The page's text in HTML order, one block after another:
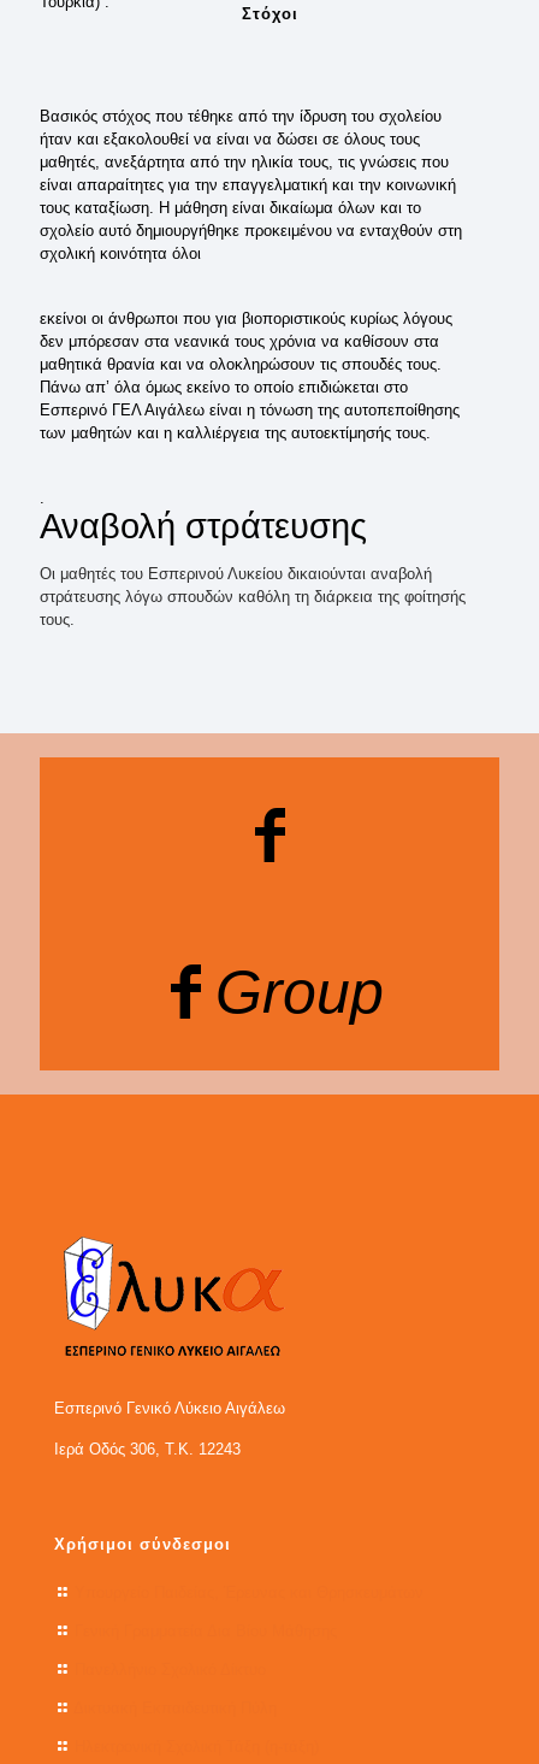
Στόχοι
Βασικός στόχος που τέθηκε από την ίδρυση του σχολείου
ήταν και εξακολουθεί να είναι να δώσει σε όλους τους
μαθητές, ανεξάρτητα από την ηλικία τους, τις γνώσεις που
είναι απαραίτητες για την επαγγελματική και την κοινωνική
τους καταξίωση. Η μάθηση είναι δικαίωμα όλων και το
σχολείο αυτό δημιουργήθηκε προκειμένου να ενταχθούν στη
σχολική κοινότητα όλοι
εκείνοι οι άνθρωποι που για βιοποριστικούς κυρίως λόγους
δεν μπόρεσαν στα νεανικά τους χρόνια να καθίσουν στα
μαθητικά θρανία και να ολοκληρώσουν τις σπουδές τους.
Πάνω απ’ όλα όμως εκείνο το οποίο επιδιώκεται στο
Εσπερινό ΓΕΛ Αιγάλεω είναι η τόνωση της αυτοπεποίθησης
των μαθητών και η καλλιέργεια της αυτοεκτίμησής τους.
.
Αναβολή στράτευσης
Οι μαθητές του Εσπερινού Λυκείου δικαιούνται αναβολή
στράτευσης λόγω σπουδών καθόλη τη διάρκεια της φοίτησής
τους.
Group
Εσπερινό Γενικό Λύκειο Αιγάλεω
Ιερά Οδός 306, Τ.Κ. 12243
Χρήσιμοι σύνδεσμοι